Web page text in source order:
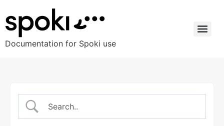
Documentation for Spoki use